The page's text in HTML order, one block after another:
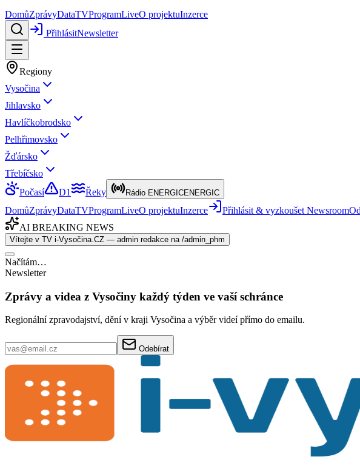
DomůZprávyDataTVProgramLiveO projektuInzerce
PřihlásitNewsletter
Regiony
Vysočina
Jihlavsko
Havlíčkobrodsko
Pelhřimovsko
Žďársko
Třebíčsko
Počasí
D1 Řeky Rádio ENERGICENERGIC
DomůZprávyDataTVProgramLiveO projektuInzerce Přihlásit & vyzkoušet Newsroom
AI BREAKING NEWS
Vítejte v TV i-Vysočina.CZ — admin redakce na /admin_phm
Načítám…
Newsletter
Zprávy a videa z Vysočiny každý týden ve vaší schránce
Regionální zpravodajství, dění v kraji Vysočina a výběr videí přímo do emailu.
Odebírat